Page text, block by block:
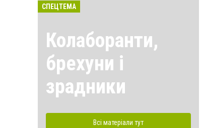
СПЕЦТЕМА
Колаборанти,
брехуни і
зрадники
Всі матеріали тут